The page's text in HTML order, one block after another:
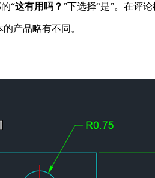
“这有用吗？”下选择“是”。在评
产品略有不同。